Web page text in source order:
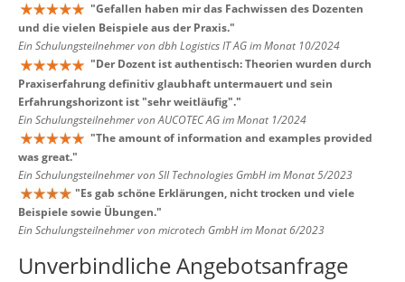
"Gefallen haben mir das Fachwissen des Dozenten
und die vielen Beispiele aus der Praxis."
Ein Schulungsteilnehmer von dbh Logistics IT AG im Monat 10/2024
"Der Dozent ist authentisch: Theorien wurden durch
Praxiserfahrung definitiv glaubhaft untermauert und sein
Erfahrungshorizont ist "sehr weitläufig"."
Ein Schulungsteilnehmer von AUCOTEC AG im Monat 1/2024
"The amount of information and examples provided
was great."
Ein Schulungsteilnehmer von SII Technologies GmbH im Monat 5/2023
"Es gab schöne Erklärungen, nicht trocken und viele
Beispiele sowie Übungen."
Ein Schulungsteilnehmer von microtech GmbH im Monat 6/2023
Unverbindliche Angebotsanfrage